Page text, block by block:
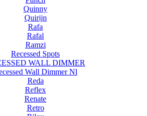
Quinny
Quirijn
Rafa
Rafal
Ramzi
Recessed Spots
WALL DIMMER
Wall Dimmer Nl
Reda
Reflex
Renate
Retro